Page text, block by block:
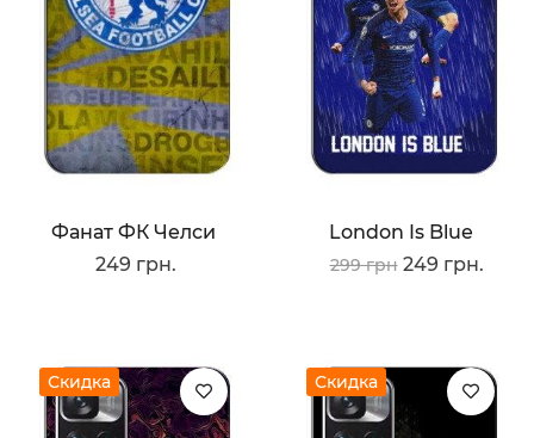
Фанат ФК Челси
249 грн.
London Is Blue
299 грн 249 грн.
Скидка Скидка